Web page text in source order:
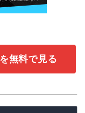
無料で見る